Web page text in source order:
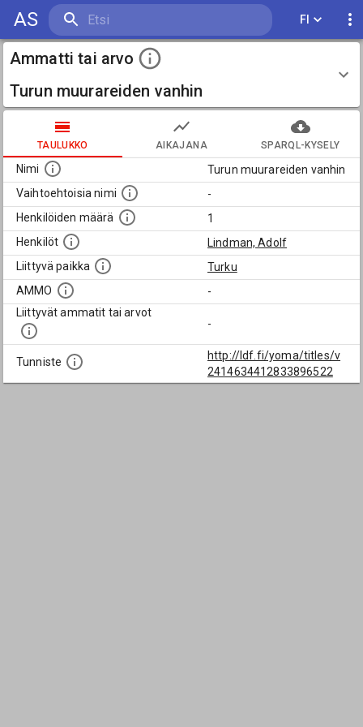
AS FI
Ammatti tai arvo
Turun muurareiden vanhin
TAULUKKO AIKAJANA SPARQL-KYSELY
Nimi
Turun muurareiden vanhin
Vaihtoehtoisia nimi
-
Henkilöiden määrä
1
Henkilöt
Lindman, Adolf
Liittyvä paikka
Turku
AMMO
-
Liittyvät ammatit tai arvot
-
Tunniste
http://ldf.fi/yoma/titles/v
2414634412833896522